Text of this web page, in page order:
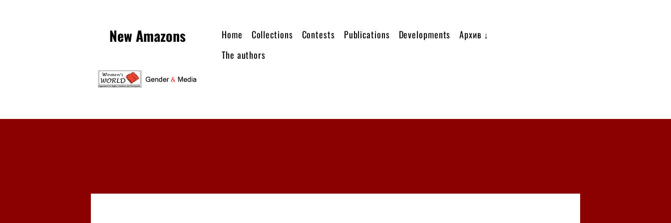
New Amazons Home Collections Contests Publications Developments
Архив ↓
The authors